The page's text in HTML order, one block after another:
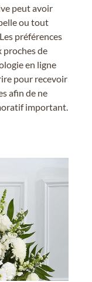
peut avoir
ou tout
préférences
proches de
en ligne
pour recevoir
afin de ne
important.